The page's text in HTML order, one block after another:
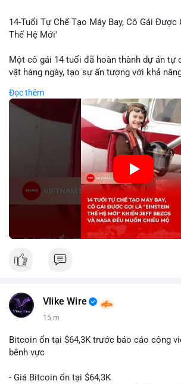
14-Tuổi Tự Chế Tạo Máy Bay, Cô Gái Được
Thế Hệ Mới'
Một cô gái 14 tuổi đã hoàn thành dự án tự
vật hàng ngày, tạo sự ấn tượng với khả
trình cô girl thiết kế, sản xuất và thử
nhiều người so sánh với trí tuệ của
không chỉ thể hiện khả năng học tập nhanh
hiện tiềm năng của thế hệ trẻ trong lĩnh
chưa liên quan trực tiếp đến tài chính hoặc
triển của công nghệ mới thường tạo cơ
dụng trong các lĩnh vực số hóa.
🎥 Xem video trực tiếp tại:
Nguồn: KIEN THUC KINH TE
Đọc thêm
Vlike Wire
15 m
Bitcoin ổn tại $64,3K trước báo cáo công
bênh vực
- Giá Bitcoin ổn tại $64,3K